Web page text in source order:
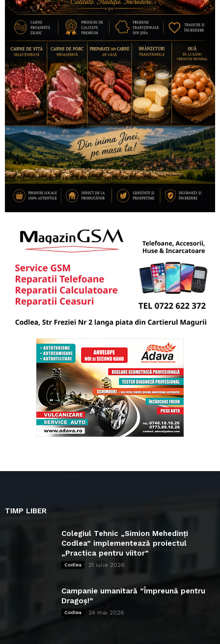
TIMP LIBER
Colegiul Tehnic „Simion Mehedinți
Codlea” implementează proiectul
„Practica pentru viitor”
Codlea 31 iulie 2026
Campanie umanitară ”Împreună pentru
Dragoș!”
Codlea 24 mai 2026